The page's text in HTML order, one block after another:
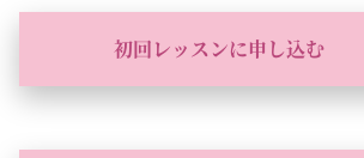
初回レッスンに申し込む